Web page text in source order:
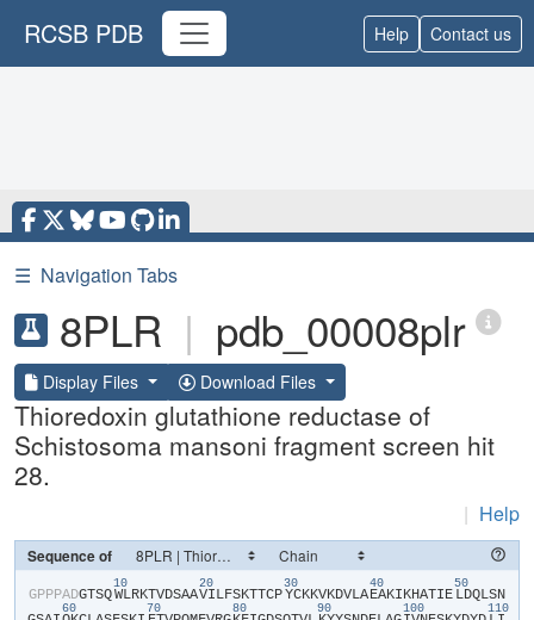
RCSB PDB Help Contact us
☰ Navigation Tabs
8PLR | pdb_00008plr
Display Files Download Files
Thioredoxin glutathione reductase of
Schistosoma mansoni fragment screen hit
28.
| Help
Sequence of
​G​​P​​P​​P​​A​​D​​G​​T​​S​​Q​
10
​W​​L​​R​​K​​T​​V​​D​​S​​A​​A​
20
​V​​I​​L​​F​​S​​K​​T​​T​​C​​P​
30
​Y​​C​​K​​K​​V​​K​​D​​V​​L​​A​
40
​E​​A​​K​​I​​K​​H​​A​​T​​I​​E​
50
​L​​D​​Q​​L​​S​​N​​
60 70 80 90 100 110